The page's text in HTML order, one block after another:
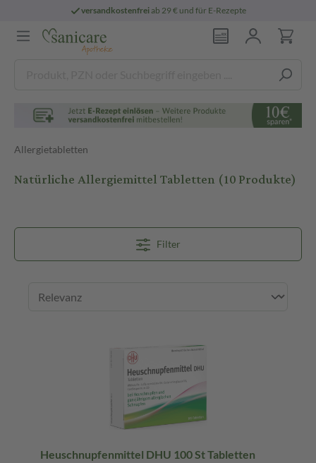
versandkostenfreiab 29 € und für E-Rezepte
Allergietabletten
Natürliche Allergiemittel Tabletten (10 Produkte)
Filter
Heuschnupfenmittel DHU 100 St Tabletten